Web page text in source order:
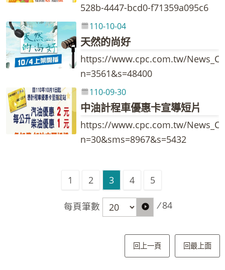
528b-4447-bcd0-f71359a095c6
天然的尚好
110-10-04
https://www.cpc.com.tw/
n=3561&s=48400
中油計程車優惠卡宣導短片
110-09-30
https://www.cpc.com.tw/
n=30&sms=8967&s=5432
1 2 3 4 5
每頁筆數 / 84
回上一頁 回最上面